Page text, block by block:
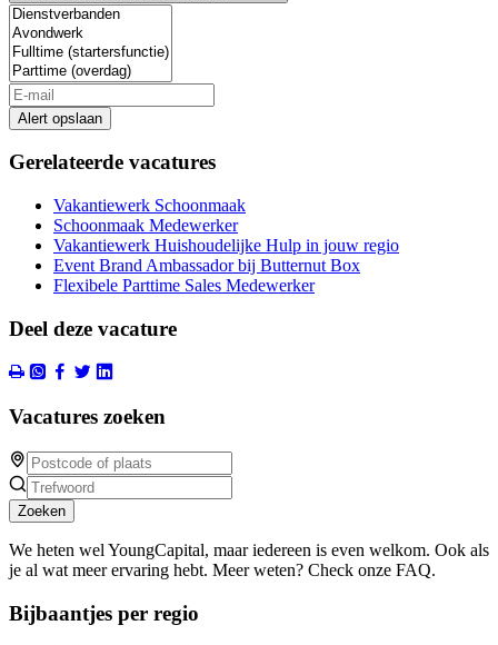
Alert opslaan
Gerelateerde vacatures
Vakantiewerk Schoonmaak
Schoonmaak Medewerker
Vakantiewerk Huishoudelijke Hulp in jouw regio
Event Brand Ambassador bij Butternut Box
Flexibele Parttime Sales Medewerker
Deel deze vacature
Vacatures zoeken
Zoeken
We heten wel YoungCapital, maar iedereen is even welkom. Ook als
je al wat meer ervaring hebt. Meer weten? Check onze FAQ.
Bijbaantjes per regio